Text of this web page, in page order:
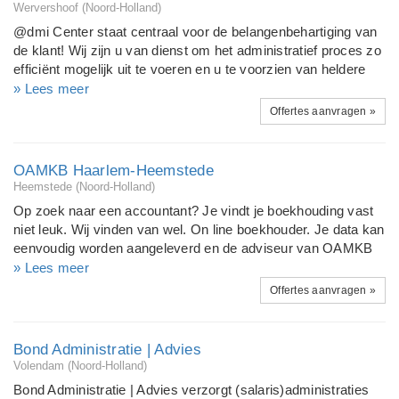
verschillende disciplines zijn wij in staat om klanten uit
diverse branches op verschillende vlakken goed van dienst te
zijn. Becon: 661314
Wervershoof (Noord-Holland)
@dmi Center staat centraal voor de belangenbehartiging van
de klant! Wij zijn u van dienst om het administratief proces zo
efficiënt mogelijk uit te voeren en u te voorzien van heldere
rapportages! "de juiste Balans voor zaken" Naast uw
boekhouding kunnen wij ook de fiscale aangiftes verzorgen
zodat u optimaal gebruik kunt maken van diverse fiscale
een persoonlijke aanpak en open communicatie en zullen
vanuit onze expertise een goed onderbouwd advies
en fiscale verantwoording up to date is zodat u zich kunt
richten op uw Core Business !
» Lees meer
Offertes aanvragen »
OAMKB Haarlem-Heemstede
Heemstede (Noord-Holland)
Op zoek naar een accountant? Je vindt je boekhouding vast
niet leuk. Wij vinden van wel. On line boekhouder. Je data kan
eenvoudig worden aangeleverd en de adviseur van OAMKB
zorgt voor de rest. Belastingaangifte, Je btw-aangifte en je
belastingaangiften worden door OAMKB verzorgd, zodat de
kans op naheffingsaanslagen kleiner wordt en fiscale kansen
toe ben aan een volgende, nieuwe stap met je bedrijf, dan
kom ik graag kijken. Ik voed je met ideeën, inspiratie,
» Lees meer
Offertes aanvragen »
Bond Administratie | Advies
Volendam (Noord-Holland)
Bond Administratie | Advies verzorgt (salaris)administraties